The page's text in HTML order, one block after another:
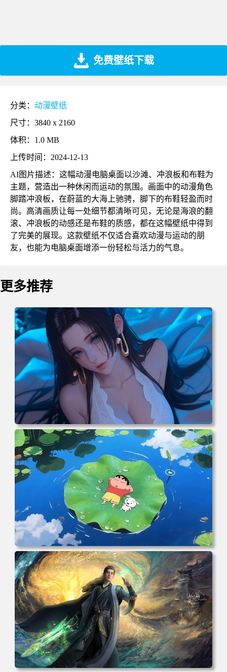
免费壁纸下载
分类： 动漫壁纸
尺寸：3840 x 2160
体积：1.0 MB
上传时间：2024-12-13
AI图片描述：这幅动漫电脑桌面以沙滩、冲浪板和布鞋为
主题，营造出一种休闲而运动的氛围。画面中的动漫角色
脚踏冲浪板，在蔚蓝的大海上驰骋，脚下的布鞋轻盈而时
尚。高清画质让每一处细节都清晰可见，无论是海浪的翻
滚、冲浪板的动感还是布鞋的质感，都在这幅壁纸中得到
了完美的展现。这款壁纸不仅适合喜欢动漫与运动的朋
友，也能为电脑桌面增添一份轻松与活力的气息。
更多推荐
电脑壁纸 二次元角色 动漫角色 女帝 波雅·汉库克 波雅汉库
克 海贼王 电脑桌面 高清壁纸 壁纸下载 壁纸大全
电脑壁纸 动漫角色 卡通场景 夏日休闲 夏日壁纸 治愈系 童
年回忆 荷塘荷叶 蜡笔小新 电脑桌面 高清壁纸 壁纸下载 壁
纸大全